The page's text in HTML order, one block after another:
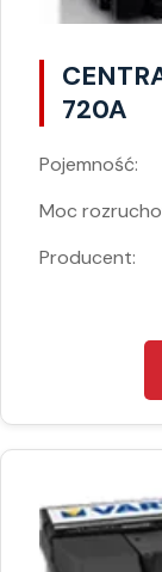
720A
Pojemność:
Moc
Producent: